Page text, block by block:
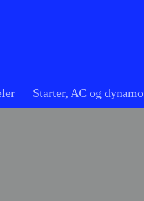
Starter, AC og dynamo